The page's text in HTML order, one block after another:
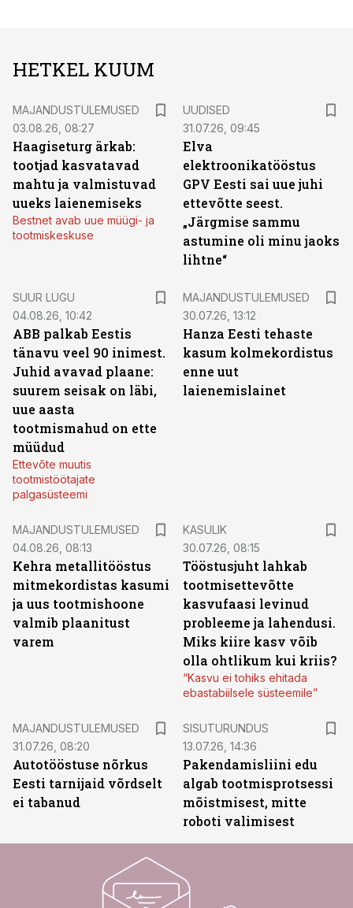
HETKEL KUUM
MAJANDUSTULEMUSED
03.08.26, 08:27
Haagiseturg ärkab:
tootjad kasvatavad
mahtu ja valmistuvad
uueks laienemiseks
Bestnet avab uue müügi- ja
tootmiskeskuse
UUDISED
31.07.26, 09:45
Elva
elektroonikatööstus
GPV Eesti sai uue juhi
ettevõtte seest.
„Järgmise sammu
astumine oli minu jaoks
lihtne“
SUUR LUGU
04.08.26, 10:42
ABB palkab Eestis
tänavu veel 90 inimest.
Juhid avavad plaane:
suurem seisak on läbi,
uue aasta
tootmismahud on ette
müüdud
Ettevõte muutis
tootmistöötajate
palgasüsteemi
MAJANDUSTULEMUSED
30.07.26, 13:12
Hanza Eesti tehaste
kasum kolmekordistus
enne uut
laienemislainet
MAJANDUSTULEMUSED
04.08.26, 08:13
Kehra metallitööstus
mitmekordistas kasumi
ja uus tootmishoone
valmib plaanitust
varem
KASULIK
30.07.26, 08:15
Tööstusjuht lahkab
tootmisettevõtte
kasvufaasi levinud
probleeme ja lahendusi.
Miks kiire kasv võib
olla ohtlikum kui kriis?
“Kasvu ei tohiks ehitada
ebastabiilsele süsteemile”
MAJANDUSTULEMUSED
31.07.26, 08:20
Autotööstuse nõrkus
Eesti tarnijaid võrdselt
ei tabanud
SISUTURUNDUS
13.07.26, 14:36
Pakendamisliini edu
algab tootmisprotsessi
mõistmisest, mitte
roboti valimisest